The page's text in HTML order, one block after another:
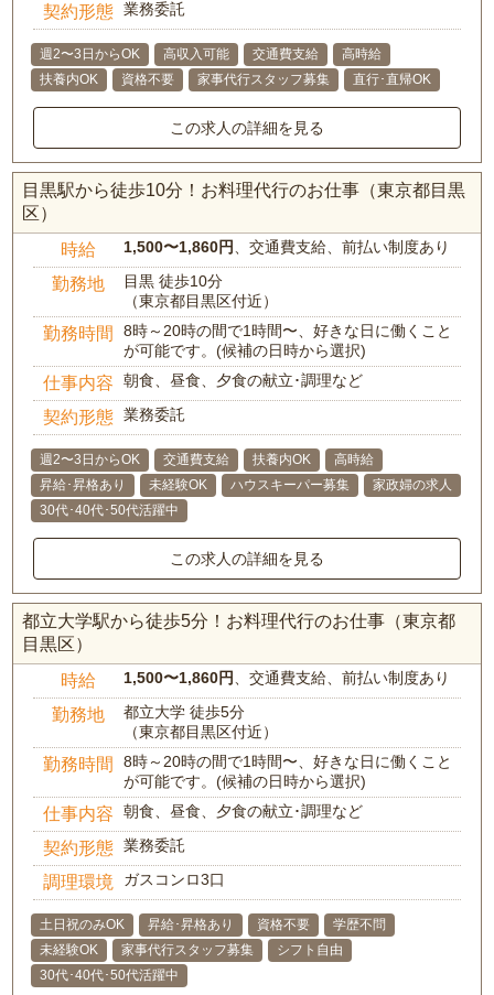
契約形態 業務委託
週2〜3日からOK 高収入可能 交通費支給
高時給
扶養内OK
資格不要 家事代行スタッフ募集 直行･直帰OK
この求人の詳細を見る
目黒駅から徒歩10分！お料理代行のお仕事（東京都目黒
区）
時給 1,500〜1,860円 、交通費支給、前払い制度あり
勤務地
目黒 徒歩10分
（東京都目黒区付近）
勤務時間
8時～20時の間で1時間〜、好きな日に働くこと
が可能です。(候補の日時から選択)
仕事内容 朝食、昼食、夕食の献立･調理など
契約形態 業務委託
週2〜3日からOK 交通費支給 扶養内OK
高時給
昇給･昇格あり
未経験OK ハウスキーパー募集
家政婦の求人
30代･40代･50代活躍中
この求人の詳細を見る
都立大学駅から徒歩5分！お料理代行のお仕事（東京都
目黒区）
時給 1,500〜1,860円 、交通費支給、前払い制度あり
勤務地
都立大学 徒歩5分
（東京都目黒区付近）
勤務時間
8時～20時の間で1時間〜、好きな日に働くこと
が可能です。(候補の日時から選択)
仕事内容 朝食、昼食、夕食の献立･調理など
契約形態 業務委託
調理環境 ガスコンロ3口
土日祝のみOK 昇給･昇格あり 資格不要
学歴不問
未経験OK
家事代行スタッフ募集
シフト自由
30代･40代･50代活躍中